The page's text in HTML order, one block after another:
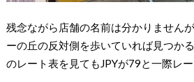
残念ながら店舗の名前は分かりません
ーの丘の反対側を歩いていれば見つか
のレート表を見てもJPYが79と一際レー